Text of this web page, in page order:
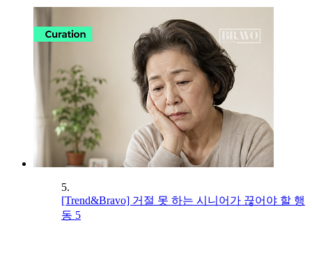
5.
[Trend&Bravo] 거절 못 하는 시니어가 끊어야 할 행
동 5